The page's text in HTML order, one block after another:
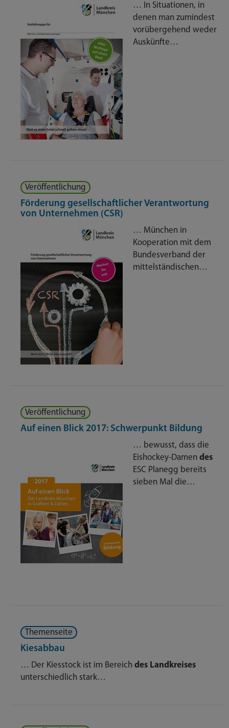
… In Situationen, in
denen man zumindest
vorübergehend weder
Auskünfte…
Veröffentlichung
Förderung gesellschaftlicher Verantwortung
von Unternehmen (CSR)
… München in
Kooperation mit dem
Bundesverband der
mittelständischen…
Veröffentlichung
Auf einen Blick 2017: Schwerpunkt Bildung
… bewusst, dass die
Eishockey-Damen des
ESC Planegg bereits
sieben Mal die…
Themenseite
Kiesabbau
… Der Kiesstock ist im Bereich des Landkreises
unterschiedlich stark…